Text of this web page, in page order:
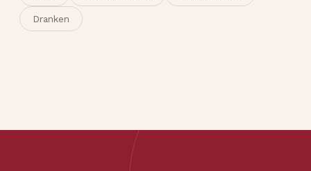
Dranken